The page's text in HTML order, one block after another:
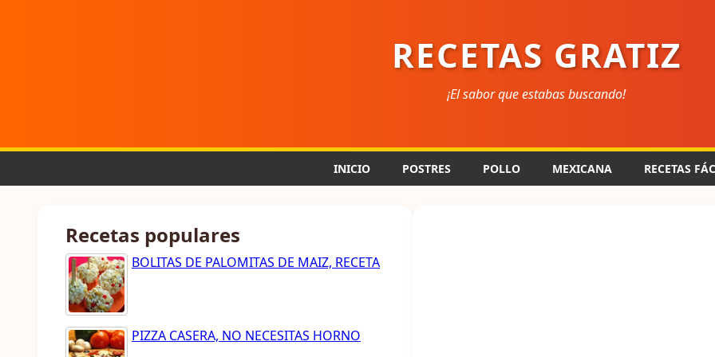
RECETAS GRATIZ
¡El sabor que estabas buscando!
INICIO POSTRES POLLO MEXICANA RECETAS
Recetas populares
BOLITAS DE PALOMITAS DE MAIZ, RECETA
PIZZA CASERA, NO NECESITAS HORNO